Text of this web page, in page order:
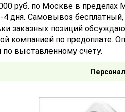
руб. по Москве в
4 дня. Самовывоз
заказных позиций
компанией по предоплате.
выставленному счету.